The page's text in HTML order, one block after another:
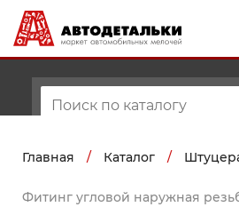
Главная / Каталог /
Фитинг угловой наружная